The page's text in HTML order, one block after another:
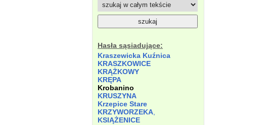
Hasła sąsiadujące:
Kraszewicka Kuźnica
KRASZKOWICE
KRĄŻKOWY
KRĘPA
Krobanino
KRUSZYNA
Krzepice Stare
KRZYWORZEKA
KSIĄŻENICE